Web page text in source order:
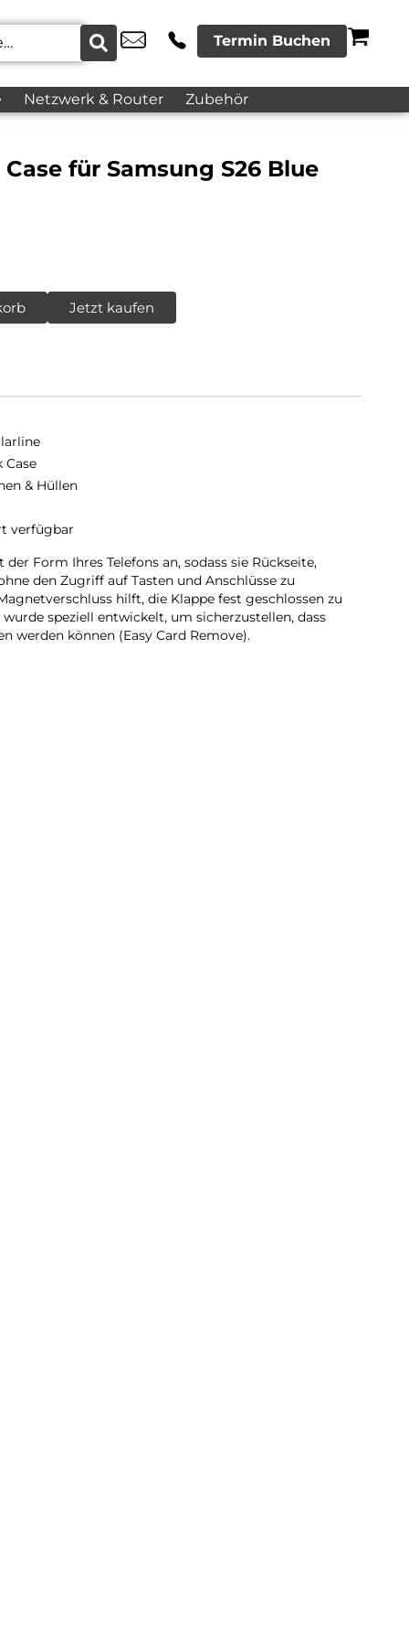
Termin Buchen
Netzwerk & Router Zubehör
für Samsung S26 Blue
Jetzt kaufen
Case
& Hüllen
verfügbar
Form Ihres Telefons an, sodass sie Rückseite,
den Zugriff auf Tasten und Anschlüsse zu
hilft, die Klappe fest geschlossen zu
speziell entwickelt, um sicherzustellen, dass
werden können (Easy Card Remove).